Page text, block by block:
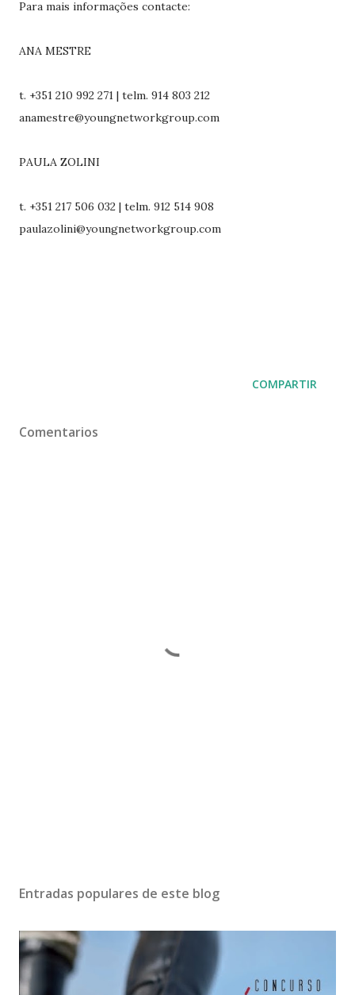
Para mais informações contacte:
ANA MESTRE
t. +351 210 992 271 | telm. 914 803 212
anamestre@youngnetworkgroup.com
PAULA ZOLINI
t. +351 217 506 032 | telm. 912 514 908
paulazolini@youngnetworkgroup.com
COMPARTIR
Comentarios
Entradas populares de este blog